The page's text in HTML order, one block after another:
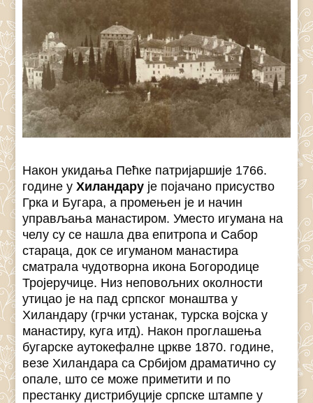
Након укидања Пећке патријаршије 1766.
године уХиландару је појачано присуство
Грка и Бугара, а промењен је и начин
управљања манастиром. Уместо игумана на
челу су се нашла два епитропа и Сабор
стараца, док се игуманом манастира
сматрала чудотворна икона Богородице
Тројеручице. Низ неповољних околности
утицао је на пад српског монаштва у
Хиландару (грчки устанак, турска војска у
манастиру, куга итд). Након проглашења
бугарске аутокефалне цркве 1870. године,
везе Хиландара са Србијом драматично су
опале, што се може приметити и по
престанку дистрибуције српске штампе у